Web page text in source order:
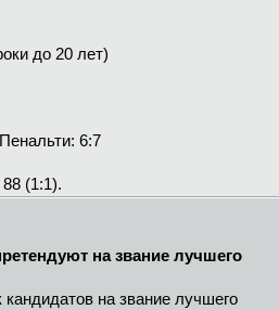
до 20 лет)
6:7
(1:1).
на звание лучшего
на звание лучшего